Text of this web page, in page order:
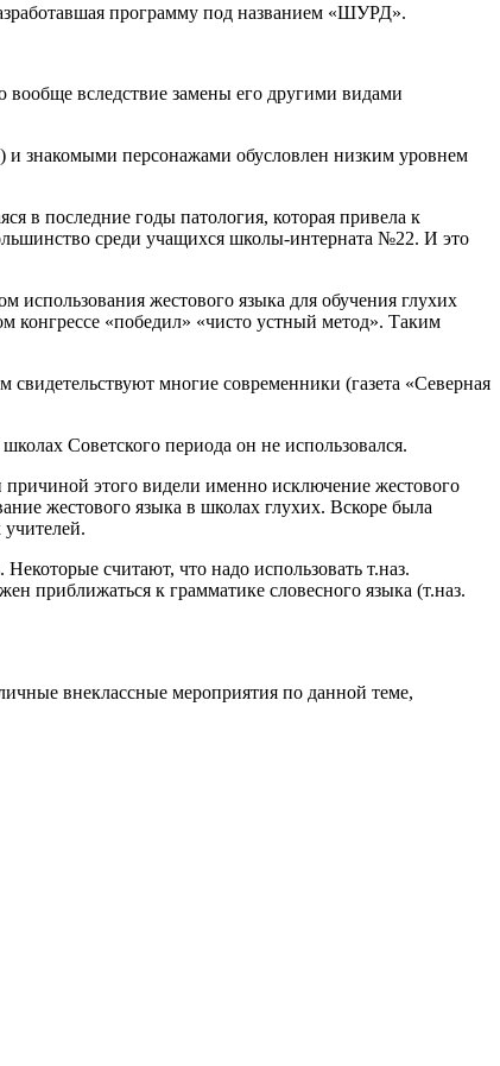
программу под названием «ШУРД».
вследствие замены его другими видами
знакомыми персонажами обусловлен низким уровнем
в последние годы патология, которая привела к
среди учащихся школы-интерната №22. И это
использования жестового языка для обучения глухих
конгрессе «победил» «чисто устный метод». Таким
свидетельствуют многие современники (газета «Северная
Советского периода он не использовался.
этого видели именно исключение жестового
жестового языка в школах глухих. Вскоре была
считают, что надо использовать т.наз.
приближаться к грамматике словесного языка (т.наз.
внеклассные мероприятия по данной теме,